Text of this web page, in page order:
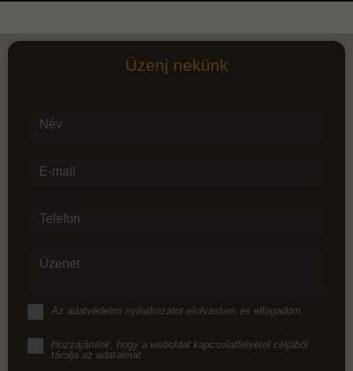
Üzenj nekünk
Név
E-mail
Telefon
Üzenet
Az adatvédelmi nyilatkozatot elolvastam és elfogadom.
Hozzájárulok, hogy a weboldal kapcsolatfelvétel céljából
tárolja az adataimat